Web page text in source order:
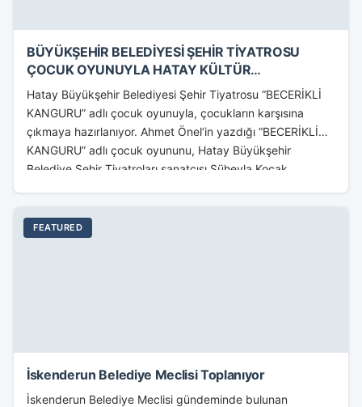
BÜYÜKŞEHİR BELEDİYESİ ŞEHİR TİYATROSU
ÇOCUK OYUNUYLA HATAY KÜLTÜR
MERKEZİ’NDE
Hatay Büyükşehir Belediyesi Şehir Tiyatrosu “BECERİKLİ
KANGURU” adlı çocuk oyunuyla, çocukların karşısına
çıkmaya hazırlanıyor. Ahmet Önel’in yazdığı “BECERİKLİ
KANGURU” adlı çocuk oyununu, Hatay Büyükşehir
Belediye Şehir Tiyatroları sanatçısı Süheyla Koçak...
FEATURED
İskenderun Belediye Meclisi Toplanıyor
İskenderun Belediye Meclisi gündeminde bulunan